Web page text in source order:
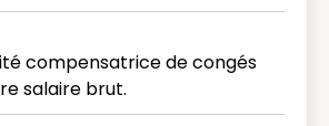
compensatrice de congés
salaire brut.